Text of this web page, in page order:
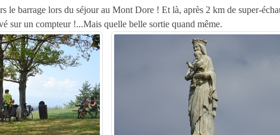
le barrage lors du séjour au Mont Dore ! Et là, après 2 km de super-
sur un compteur !...Mais quelle belle sortie quand même.